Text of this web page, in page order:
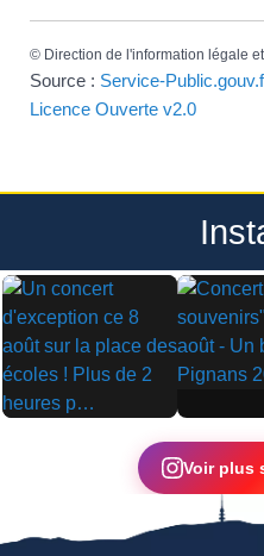
© Direction de l'information légale
Source : Service-
Licence Ouverte v2.0
▶
▶
Voir plus